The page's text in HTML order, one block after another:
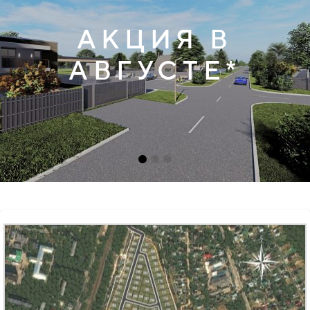
АКЦИЯ В
АВГУСТЕ*